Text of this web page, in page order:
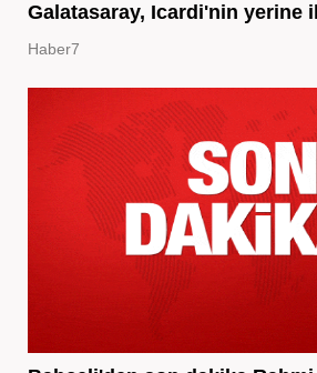
Galatasaray, Icardi'nin yerine
Haber7